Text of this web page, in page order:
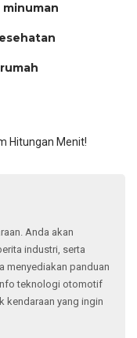
minuman
Anda akan
industri, serta
menyediakan panduan
teknologi otomotif
kendaraan yang ingin